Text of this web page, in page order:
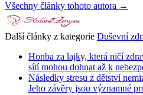
Všechny články tohoto autora →
Další články z kategorie Duševní
Honba za lajky, která ničí
sítí mohou dohnat až k
Následky stresu z dětství
Jeho závěry jsou významné